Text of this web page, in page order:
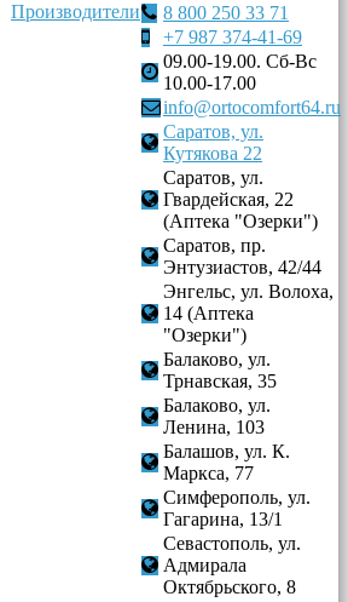
Производители
8 800 250 33 71
+7 987 374-41-69
09.00-19.00. Сб-Вс
10.00-17.00
info@ortocomfort64.ru
Саратов, ул.
Кутякова 22
Саратов, ул.
Гвардейская, 22
(Аптека "Озерки")
Саратов, пр.
Энтузиастов, 42/44
Энгельс, ул. Волоха,
14 (Аптека
"Озерки")
Балаково, ул.
Трнавская, 35
Балаково, ул.
Ленина, 103
Балашов, ул. К.
Маркса, 77
Симферополь, ул.
Гагарина, 13/1
Севастополь, ул.
Адмирала
Октябрьского, 8